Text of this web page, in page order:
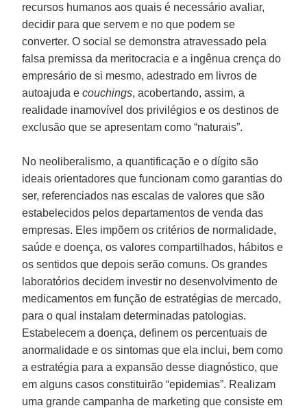
recursos humanos aos quais é necessário avaliar,
decidir para que servem e no que podem se
converter. O social se demonstra atravessado pela
falsa premissa da meritocracia e a ingênua crença do
empresário de si mesmo, adestrado em livros de
autoajuda ecouchings, acobertando, assim, a
realidade inamovível dos privilégios e os destinos de
exclusão que se apresentam como “naturais”.
No neoliberalismo, a quantificação e o dígito são
ideais orientadores que funcionam como garantias do
ser, referenciados nas escalas de valores que são
estabelecidos pelos departamentos de venda das
empresas. Eles impõem os critérios de normalidade,
saúde e doença, os valores compartilhados, hábitos e
os sentidos que depois serão comuns. Os grandes
laboratórios decidem investir no desenvolvimento de
medicamentos em função de estratégias de mercado,
para o qual instalam determinadas patologias.
Estabelecem a doença, definem os percentuais de
anormalidade e os sintomas que ela inclui, bem como
a estratégia para a expansão desse diagnóstico, que
em alguns casos constituirão “epidemias”. Realizam
uma grande campanha de marketing que consiste em